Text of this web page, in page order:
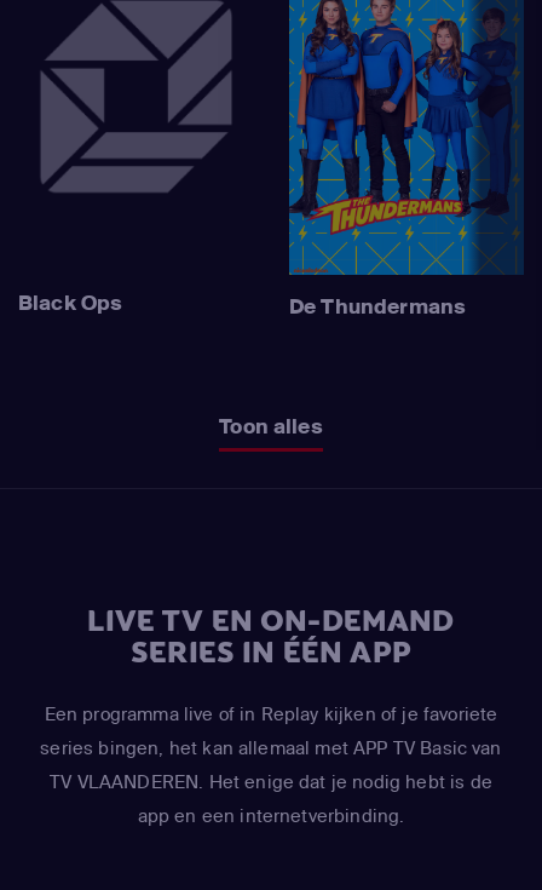
Black Ops De Thundermans
Toon alles
LIVE TV EN ON-DEMAND
SERIES IN ÉÉN APP
Een programma live of in Replay kijken of je favoriete
series bingen, het kan allemaal met APP TV Basic van
TV VLAANDEREN. Het enige dat je nodig hebt is de
app en een internetverbinding.